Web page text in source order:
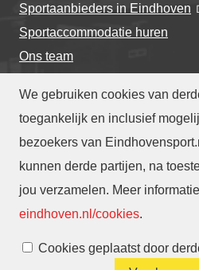
We gebruiken cookies van
toegankelijk en inclusief
bezoekers van
kunnen derde partijen, na
jou verzamelen. Meer
eindhoven.nl/cookies.
Cookies geplaatst door
Sportaanbieders in Eindhoven
Sportaccommodatie huren
Ons team
Privacyverklaring-
-Toegankelijkheidsverklaring
Translate
Cookies beheren